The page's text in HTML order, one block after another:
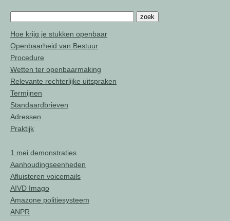
Hoe krijg je stukken openbaar
Openbaarheid van Bestuur
Procedure
Wetten ter openbaarmaking
Relevante rechterlijke uitspraken
Termijnen
Standaardbrieven
Adressen
Praktijk
1 mei demonstraties
Aanhoudingseenheden
Afluisteren voicemails
AIVD Imago
Amazone politiesysteem
ANPR